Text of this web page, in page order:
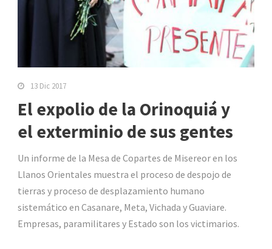
13 Dic 2017
El expolio de la Orinoquiá y
el exterminio de sus gentes
Un informe de la Mesa de Copartes de Misereor en los
Llanos Orientales muestra el proceso de despojo de
tierras y proceso de desplazamiento humano
sistemático en Casanare, Meta, Vichada y Guaviare.
Empresas, paramilitares y Estado son los victimarios.